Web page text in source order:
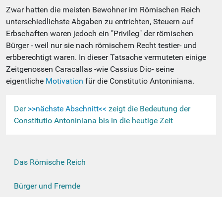
Zwar hatten die meisten Bewohner im Römischen Reich
unterschiedlichste Abgaben zu entrichten, Steuern auf
Erbschaften waren jedoch ein "Privileg" der römischen
Bürger - weil nur sie nach römischem Recht testier- und
erbberechtigt waren. In dieser Tatsache vermuteten einige
Zeitgenossen Caracallas -wie Cassius Dio- seine
eigentliche Motivation für die Constitutio Antoniniana.
Der >>nächste Abschnitt<< zeigt die Bedeutung der
Constitutio Antoniniana bis in die heutige Zeit
Das Römische Reich
Bürger und Fremde